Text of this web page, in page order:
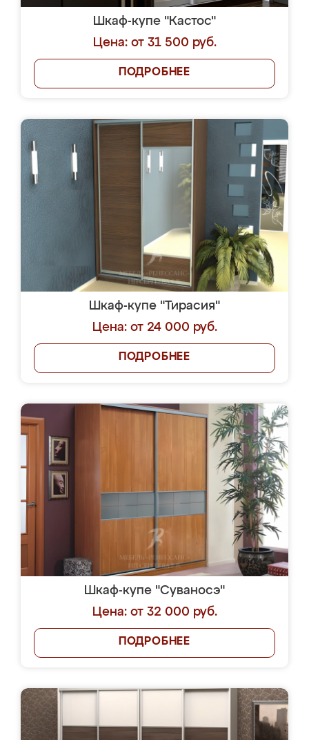
Шкаф-купе "Кастос"
Цена: от 31 500 руб.
ПОДРОБНЕЕ
Шкаф-купе "Тирасия"
Цена: от 24 000 руб.
ПОДРОБНЕЕ
Шкаф-купе "Суваносэ"
Цена: от 32 000 руб.
ПОДРОБНЕЕ